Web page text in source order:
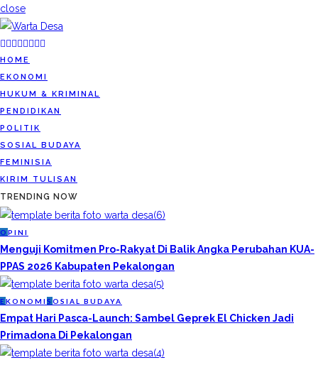
close
HOME
EKONOMI
HUKUM & KRIMINAL
PENDIDIKAN
POLITIK
SOSIAL BUDAYA
FEMINISIA
KIRIM TULISAN
TRENDING NOW
O PINI
Menguji Komitmen Pro-Rakyat Di Balik Angka Perubahan KUA-
PPAS 2026 Kabupaten Pekalongan
EKONOMI S OSIAL BUDAYA
Empat Hari Pasca-Launch: Sambel Geprek El Chicken Jadi
Primadona Di Pekalongan